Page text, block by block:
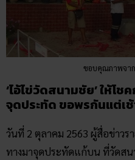
ขอบคุณภาพจา
‘ไอ้ไข่วัดสนามชัย’ ให้โ
จุดประทัด ขอพรกันแต่เ
วันที่ 2 ตุลาคม 2563 ผู้สื่อข่าวร
ทางมาจุดประทัดแก้บน ที่วัดสน